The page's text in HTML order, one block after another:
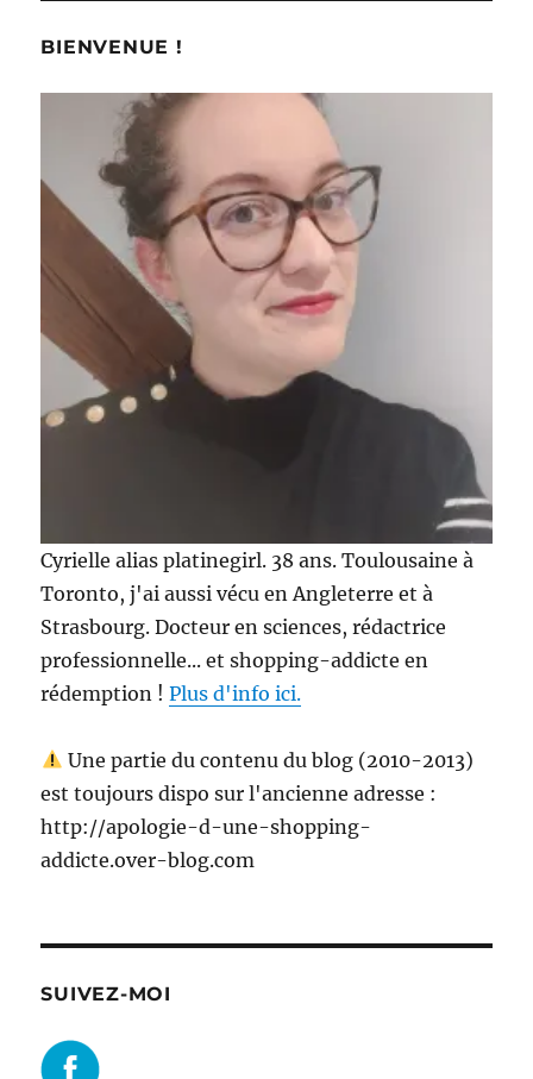
BIENVENUE !
Cyrielle alias platinegirl. 38 ans. Toulousaine à
Toronto, j'ai aussi vécu en Angleterre et à
Strasbourg. Docteur en sciences, rédactrice
professionnelle... et shopping-addicte en
rédemption !Plus d'info ici.
Une partie du contenu du blog (2010-2013)
est toujours dispo sur l'ancienne adresse :
http://apologie-d-une-shopping-
addicte.over-blog.com
SUIVEZ-MOI